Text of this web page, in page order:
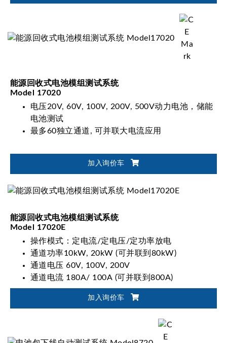
能源回收式电池模组测试系统
Model 17020
电压20V, 60V, 100V, 200V, 500V动力电池，储能
电池测试
最多60独立通道, 可并联大电流应用
加入询价车
能源回收式电池模组测试系统
Model 17020E
操作模式：定电流/定电压/定功率放电
通道功率10kW, 20kW (可并联到80kW)
通道电压 60V, 100V, 200V
通道电流 180A/ 100A (可并联到800A)
加入询价车